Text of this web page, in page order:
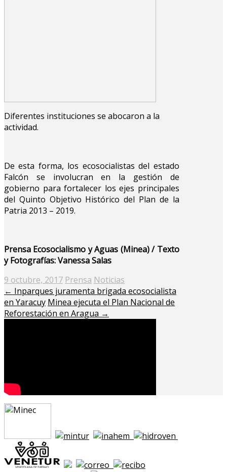
Diferentes instituciones se abocaron a la
actividad.
De esta forma, los ecosocialistas del estado
Falcón se involucran en la gestión de
gobierno para fortalecer los ejes principales
del Quinto Objetivo Histórico del Plan de la
Patria 2013 – 2019.
Prensa Ecosocialismo y Aguas (Minea) / Texto
y Fotografías: Vanessa Salas
Posted
on
9 octubre, 2017 Prensa Noticias
← Inparques juramenta brigada ecosocialista
en Yaracuy Minea ejecuta el Plan Nacional de
Reforestación en Aragua →